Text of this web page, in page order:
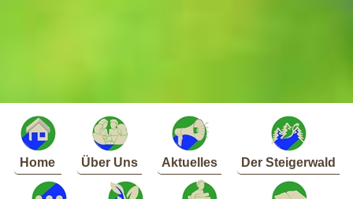
Home Über Uns Aktuelles Der Steigerwald